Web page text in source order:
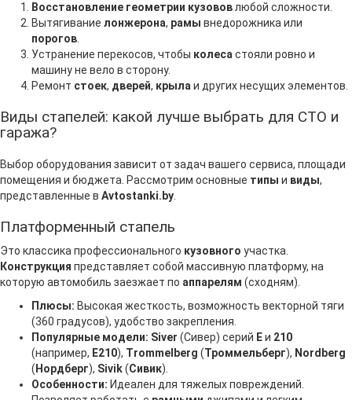
Восстановление геометрии кузововлюбой сложности.
Вытягивание лонжерона, рамы внедорожника или
порогов
Устранение перекосов, чтобы колеса стояли ровно и
машину не вело в сторону.
Ремонт стоек, дверей, крыла и других несущих элементов.
Виды стапелей: какой лучше выбрать для СТО и
гаража?
Выбор оборудования зависит от задач вашего сервиса, площади
помещения и бюджета. Рассмотрим основные типы и виды,
представленные в Avtostanki.by
Платформенный стапель
Это классика профессионального кузовного участка.
Конструкция представляет собой массивную платформу, на
которую автомобиль заезжает по аппарелям (сходням).
Плюсы: Высокая жесткость, возможность векторной тяги
(360 градусов), удобство закрепления.
Популярные модели: Siver (Сивер) серий Eи 210
(например, E210), Trommelberg (Троммельберг), Nordberg
( Нордберг), Sivik(Сивик).
Особенности: Идеален для тяжелых повреждений.